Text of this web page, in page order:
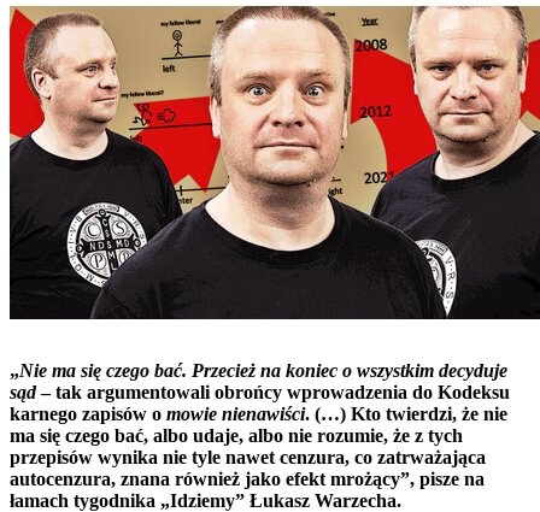
„Nie ma się czego bać. Przecież na koniec o wszystkim decyduje
sąd– tak argumentowali obrońcy wprowadzenia do Kodeksu
karnego zapisów o mowie nienawiści. (…) Kto twierdzi, że nie
ma się czego bać, albo udaje, albo nie rozumie, że z tych
przepisów wynika nie tyle nawet cenzura, co zatrważająca
autocenzura, znana również jako efekt mrożący”, pisze na
łamach tygodnika „Idziemy” Łukasz Warzecha.